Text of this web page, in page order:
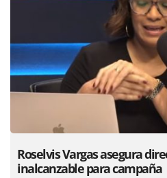
Roselvis Vargas asegura
inalcanzable para campaña